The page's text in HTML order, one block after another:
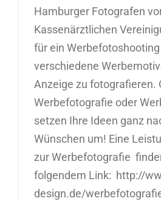
Hamburger Fotografen
Kassenärztlichen
für ein
verschiedene
Anzeige zu fotografieren.
Werbefotografie oder
setzen Ihre Ideen ganz
Wünschen um! Eine
zur Werbefotografie
folgendem Link: http://
design.de/